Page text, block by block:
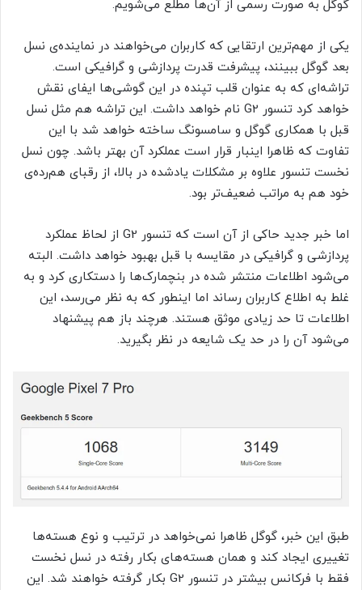
گوگل به صورت رسمی از آن‌ها مطلع می‌شویم.
یکی از مهم‌ترین ارتقایی که کاربران می‌خواهند در نماینده‌ی نسل
بعد گوگل ببینند، پیشرفت قدرت پردازشی و گرافیکی است.
تراشه‌ای که به عنوان قلب تپنده در این گوشی‌ها ایفای نقش
خواهد کرد تنسور G2 نام خواهد داشت. این تراشه هم مثل نسل
قبل با همکاری گوگل و سامسونگ ساخته خواهد شد با این
تفاوت که ظاهرا اینبار قرار است عملکرد آن بهتر باشد. چون نسل
نخست تنسور علاوه بر مشکلات یادشده در بالا، از رقبای هم‌رده‌ی
خود هم به مراتب ضعیف‌تر بود.
اما خبر جدید حاکی از آن است که تنسور G2 از لحاظ عملکرد
پردازشی و گرافیکی در مقایسه با قبل بهبود خواهد داشت. البته
می‌شود اطلاعات منتشر شده در بنچمارک‌ها را دستکاری کرد و به
غلط به اطلاع کاربران رساند اما اینطور که به نظر می‌رسد، این
اطلاعات تا حد زیادی موثق هستند. هرچند باز هم پیشنهاد
می‌شود آن را در حد یک شایعه در نظر بگیرید.
طبق این خبر، گوگل ظاهرا نمی‌خواهد در ترتیب و نوع هسته‌ها
تغییری ایجاد کند و همان هسته‌های بکار رفته در نسل نخست
فقط با فرکانس بیشتر در تنسور G2 بکار گرفته خواهند شد. این